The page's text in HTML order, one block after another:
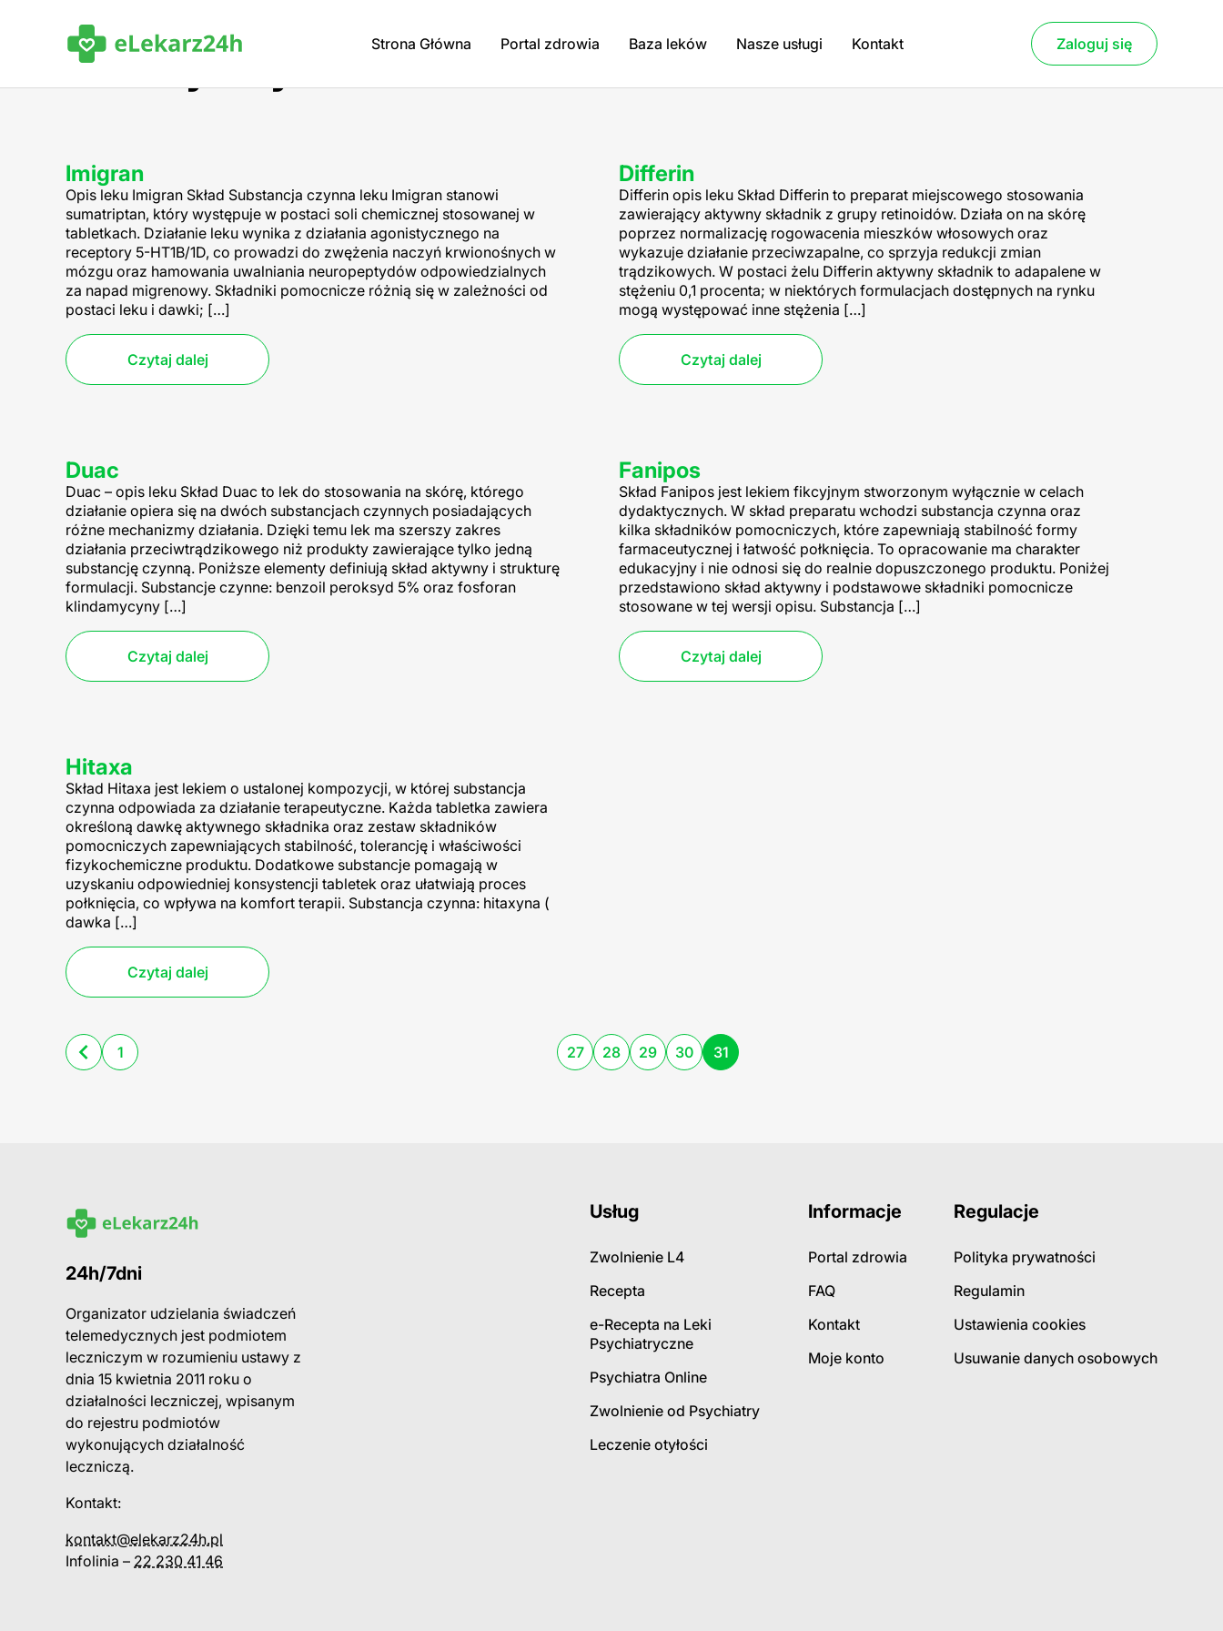
Strona Główna Portal zdrowia Baza leków Nasze usługi Kontakt Zaloguj się
Artykuły o lekach
Imigran
Opis leku Imigran Skład Substancja czynna leku Imigran stanowi
sumatriptan, który występuje w postaci soli chemicznej stosowanej w
tabletkach. Działanie leku wynika z działania agonistycznego na
receptory 5-HT1B/1D, co prowadzi do zwężenia naczyń krwionośnych w
mózgu oraz hamowania uwalniania neuropeptydów odpowiedzialnych
za napad migrenowy. Składniki pomocnicze różnią się w zależności od
postaci leku i dawki; […]
Czytaj dalej
Differin
Differin opis leku Skład Differin to preparat miejscowego stosowania
zawierający aktywny składnik z grupy retinoidów. Działa on na skórę
poprzez normalizację rogowacenia mieszków włosowych oraz
wykazuje działanie przeciwzapalne, co sprzyja redukcji zmian
trądzikowych. W postaci żelu Differin aktywny składnik to adapalene w
stężeniu 0,1 procenta; w niektórych formulacjach dostępnych na rynku
mogą występować inne stężenia […]
Czytaj dalej
Duac
Duac – opis leku Skład Duac to lek do stosowania na skórę, którego
działanie opiera się na dwóch substancjach czynnych posiadających
różne mechanizmy działania. Dzięki temu lek ma szerszy zakres
działania przeciwtrądzikowego niż produkty zawierające tylko jedną
substancję czynną. Poniższe elementy definiują skład aktywny i strukturę
formulacji. Substancje czynne: benzoil peroksyd 5% oraz fosforan
klindamycyny […]
Czytaj dalej
Fanipos
Skład Fanipos jest lekiem fikcyjnym stworzonym wyłącznie w celach
dydaktycznych. W skład preparatu wchodzi substancja czynna oraz
kilka składników pomocniczych, które zapewniają stabilność formy
farmaceutycznej i łatwość połknięcia. To opracowanie ma charakter
edukacyjny i nie odnosi się do realnie dopuszczonego produktu. Poniżej
przedstawiono skład aktywny i podstawowe składniki pomocnicze
stosowane w tej wersji opisu. Substancja […]
Czytaj dalej
Hitaxa
Skład Hitaxa jest lekiem o ustalonej kompozycji, w której substancja
czynna odpowiada za działanie terapeutyczne. Każda tabletka zawiera
określoną dawkę aktywnego składnika oraz zestaw składników
pomocniczych zapewniających stabilność, tolerancję i właściwości
fizykochemiczne produktu. Dodatkowe substancje pomagają w
uzyskaniu odpowiedniej konsystencji tabletek oraz ułatwiają proces
połknięcia, co wpływa na komfort terapii. Substancja czynna: hitaxyna (
dawka […]
Czytaj dalej
1 27 28 29 30 31
24h/7dni
Organizator udzielania świadczeń
telemedycznych jest podmiotem
leczniczym w rozumieniu ustawy z
dnia 15 kwietnia 2011 roku o
działalności leczniczej, wpisanym
do rejestru podmiotów
wykonujących działalność
leczniczą.
Kontakt:
kontakt@elekarz24h.pl
Infolinia – 22 230 41 46
Usług
Zwolnienie L4
Recepta
e-Recepta na Leki
Psychiatryczne
Psychiatra Online
Zwolnienie od Psychiatry
Leczenie otyłości
Informacje
Portal zdrowia
FAQ
Kontakt
Moje konto
Regulacje
Polityka prywatności
Regulamin
Ustawienia cookies
Usuwanie danych osobowych